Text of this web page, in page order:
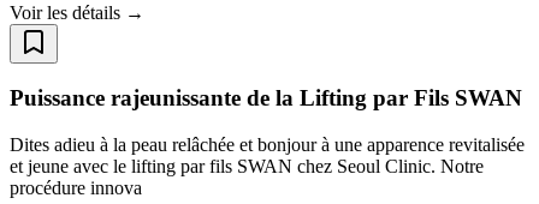
Voir les détails →
Puissance rajeunissante de la Lifting par Fils SWAN
Dites adieu à la peau relâchée et bonjour à une apparence revitalisée
et jeune avec le lifting par fils SWAN chez Seoul Clinic. Notre
procédure innova